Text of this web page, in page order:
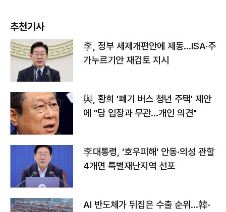
추천기사
李, 정부 세제개편안에 제동…ISA·주
가누르기안 재검토 지시
與, 황희 '폐기 버스 청년 주택' 제안
에 "당 입장과 무관…개인 의견"
李대통령, '호우피해' 안동·의성 관할
4개면 특별재난지역 선포
AI 반도체가 뒤집은 수출 순위…韓·